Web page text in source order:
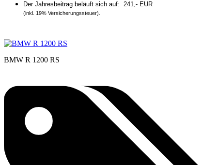
Der Jahresbeitrag beläuft sich auf: 241,- EUR
(inkl. 19% Versicherungssteuer).
BMW R 1200 RS